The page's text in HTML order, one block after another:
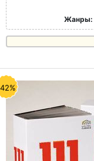
Жанры: